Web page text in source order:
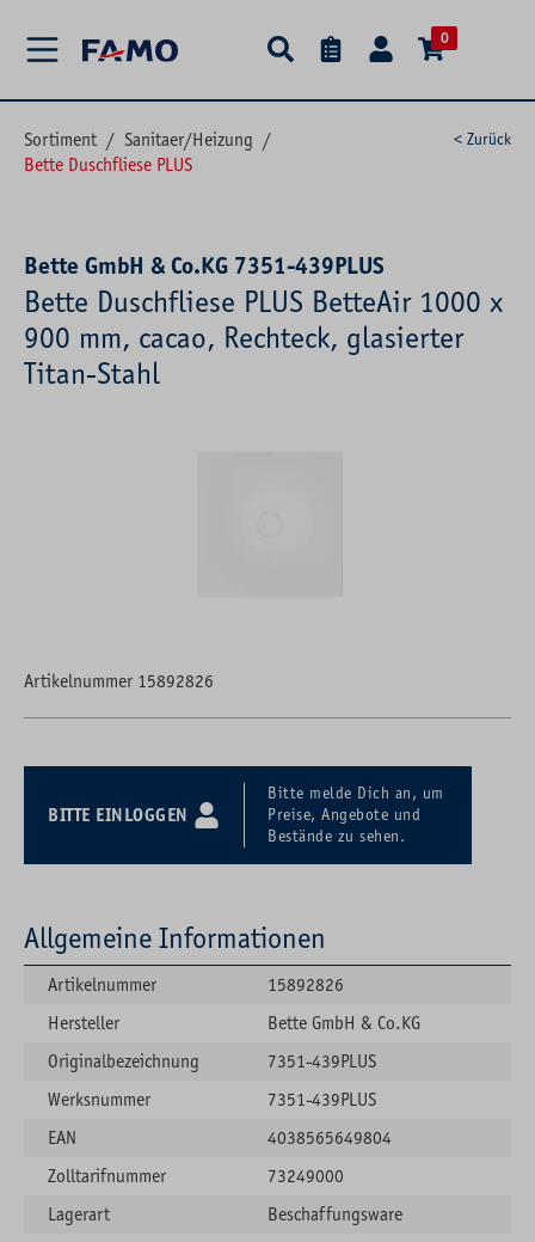
0
Sortiment / Sanitaer/Heizung /
Bette Duschfliese PLUS
< Zurück
Bette GmbH & Co.KG 7351-439PLUS
Bette Duschfliese PLUS BetteAir 1000 x
900 mm, cacao, Rechteck, glasierter
Titan-Stahl
Artikelnummer 15892826
BITTE EINLOGGEN
Bitte melde Dich an, um
Preise, Angebote und
Bestände zu sehen.
Allgemeine Informationen
Artikelnummer
15892826
Hersteller
Bette GmbH & Co.KG
Originalbezeichnung
7351-439PLUS
Werksnummer
7351-439PLUS
EAN
4038565649804
Zolltarifnummer
73249000
Lagerart
Beschaffungsware